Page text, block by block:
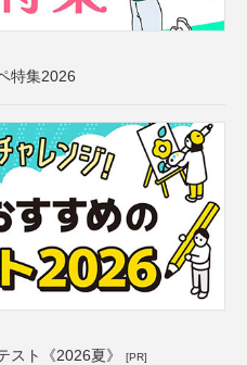
特集2026
スト《2026夏》 [PR]